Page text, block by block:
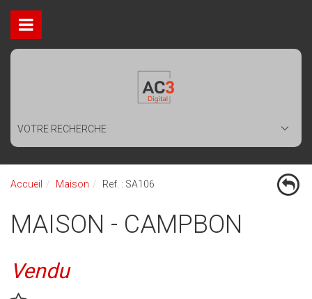
VOTRE RECHERCHE
Accueil Maison Ref. : SA106
MAISON - CAMPBON
Vendu